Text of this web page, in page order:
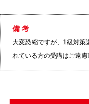
備 考
大変恐縮ですが、1級対策
れている方の受講はご遠慮